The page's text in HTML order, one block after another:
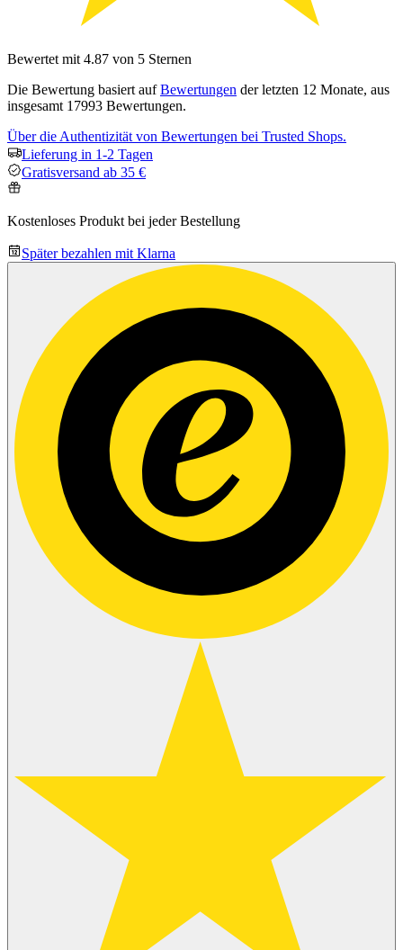
Bewertet mit 4.87 von 5 Sternen
Die Bewertung basiert aufBewertungen der letzten 12 Monate, aus
insgesamt 17993 Bewertungen.
Über die Authentizität von Bewertungen bei Trusted Shops.
Lieferung in 1-2 Tagen
Gratisversand ab 35 €
Kostenloses Produkt bei jeder Bestellung
Später bezahlen mit Klarna